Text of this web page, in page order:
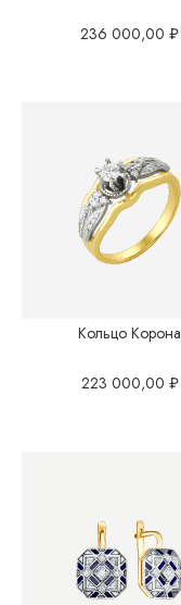
236 000,00 ₽
Кольцо Корона
223 000,00 ₽